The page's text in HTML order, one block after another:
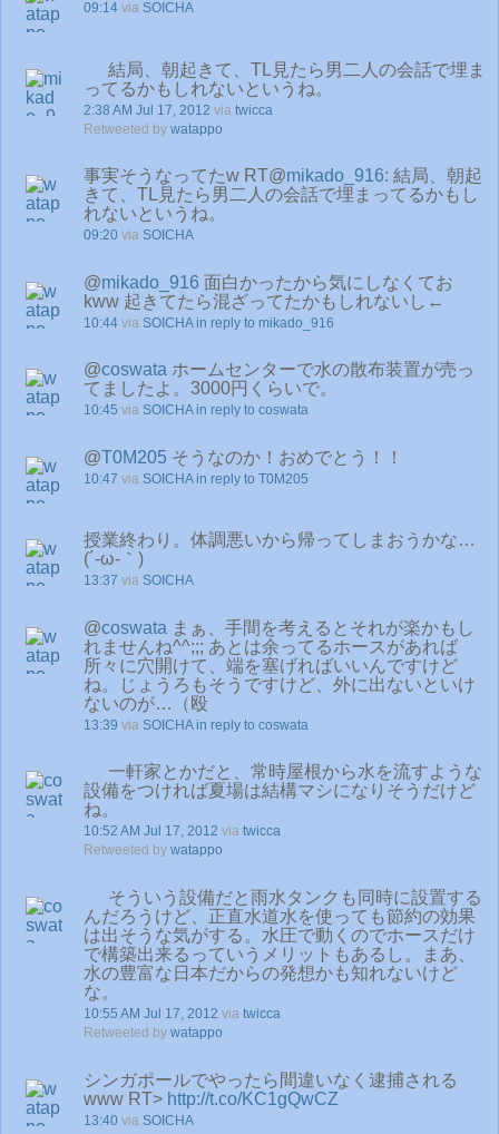
09:14 via SOICHA
結局、朝起きて、TL見たら男二人の会話で埋ま
ってるかもしれないというね。
2:38 AM Jul 17, 2012 via twicca
Retweeted by watappo
事実そうなってたw RT@mikado_916: 結局、朝起
きて、TL見たら男二人の会話で埋まってるかもし
れないというね。
09:20 via SOICHA
@mikado_916 面白かったから気にしなくてお
kww 起きてたら混ざってたかもしれないし←
10:44 via SOICHA in reply to mikado_916
@coswata ホームセンターで水の散布装置が売っ
てましたよ。3000円くらいで。
10:45 via SOICHA in reply to coswata
@T0M205 そうなのか！おめでとう！！
10:47 via SOICHA in reply to T0M205
授業終わり。体調悪いから帰ってしまおうかな…
(´-ω-｀)
13:37 via SOICHA
@coswata まぁ、手間を考えるとそれが楽かもし
れませんね^^;;; あとは余ってるホースがあれば
所々に穴開けて、端を塞げればいいんですけど
ね。じょうろもそうですけど、外に出ないといけ
ないのが…（殴
13:39 via SOICHA in reply to coswata
一軒家とかだと、常時屋根から水を流すような
設備をつければ夏場は結構マシになりそうだけど
ね。
10:52 AM Jul 17, 2012 via twicca
Retweeted by watappo
そういう設備だと雨水タンクも同時に設置する
んだろうけど、正直水道水を使っても節約の効果
は出そうな気がする。水圧で動くのでホースだけ
で構築出来るっていうメリットもあるし。まあ、
水の豊富な日本だからの発想かも知れないけど
な。
10:55 AM Jul 17, 2012 via twicca
Retweeted by watappo
シンガポールでやったら間違いなく逮捕される
www RT> http://t.co/KC1gQwCZ
13:40 via SOICHA